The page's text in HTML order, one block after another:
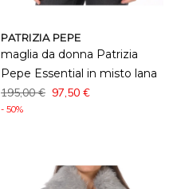
PATRIZIA PEPE
maglia da donna Patrizia
Pepe Essential in misto lana
195,00 € 97,50 €
- 50%